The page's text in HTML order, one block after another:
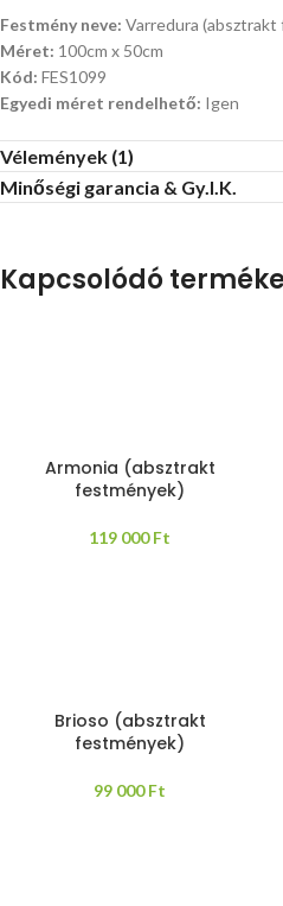
Festmény neve: Varredura (absztrakt
Méret: 100cm x 50cm
Kód: FES1099
Egyedi méret rendelhető: Igen
Vélemények (1)
Minőségi garancia & Gy.I.K.
Kapcsolódó
Armonia (absztrakt
festmények)
119 000Ft
Brioso (absztrakt
festmények)
99 000Ft